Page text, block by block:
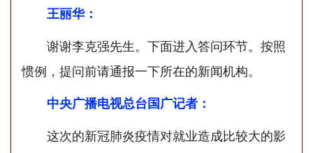
王丽华：
谢谢李克强先生。下面进入答问环节。按照
惯例，提问前请通报一下所在的新闻机构。
中央广播电视总台国广记者：
这次的新冠肺炎疫情对就业造成比较大的影